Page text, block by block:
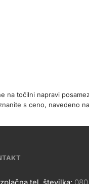
točilni napravi
s ceno, navedeno